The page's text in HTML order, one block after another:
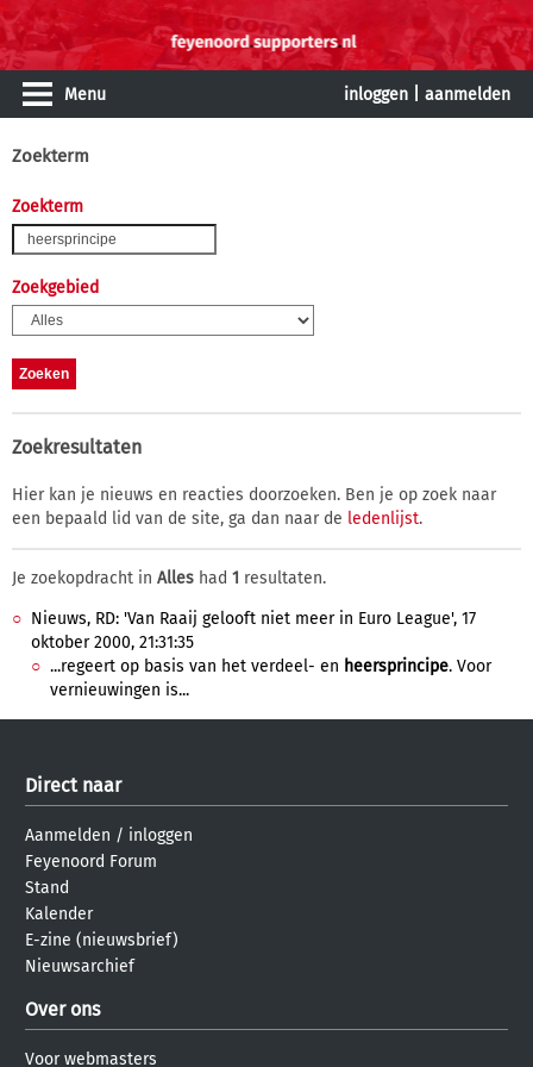
Menu inloggen aanmelden
Zoekterm
Zoekterm
Zoekgebied
Zoekresultaten
Hier kan je nieuws en reacties doorzoeken. Ben je op zoek naar
een bepaald lid van de site, ga dan naar de ledenlijst.
Je zoekopdracht in Alles had 1 resultaten.
Nieuws, RD: 'Van Raaij gelooft niet meer in Euro League', 17
oktober 2000, 21:31:35
...regeert op basis van het verdeel- en heersprincipe. Voor
vernieuwingen is...
Direct naar
Aanmelden / inloggen
Feyenoord Forum
Stand
Kalender
E-zine (nieuwsbrief)
Nieuwsarchief
Over ons
Voor webmasters